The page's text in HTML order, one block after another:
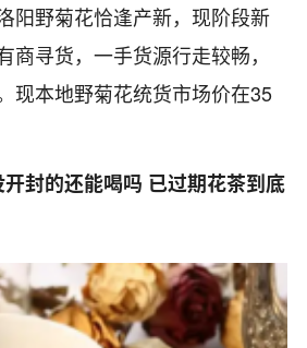
阳野菊花恰逢产新，现阶段新
商寻货，一手货源行走较畅，
现本地野菊花统货市场价在35
封的还能喝吗 已过期花茶到底